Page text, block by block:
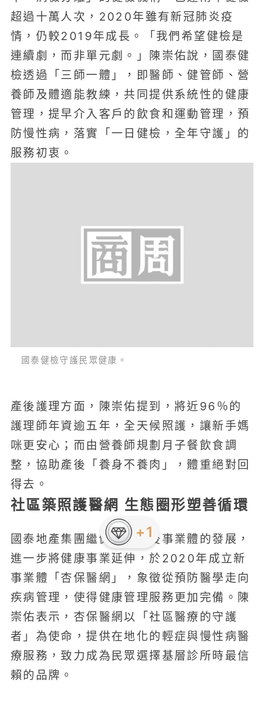
超過十萬人次，2020年雖有新冠肺炎疫
情，仍較2019年成長。「我們希望健檢是
連續劇，而非單元劇。」陳崇佑說，國泰健
檢透過「三師一體」，即醫師、健管師、營
養師及體適能教練，共同提供系統性的健康
管理，提早介入客戶的飲食和運動管理，預
防慢性病，落實「一日健檢，全年守護」的
服務初衷。
國泰健檢守護民眾健康。
產後護理方面，陳崇佑提到，將近96％的
護理師年資逾五年，全天候照護，讓新手媽
咪更安心；而由營養師規劃月子餐飲食調
整，協助產後「養身不養肉」，體重絕對回
得去。
社區築照護醫網 生態圈形塑善循環
國泰地產集團繼健檢及產後事業體的發展，
進一步將健康事業延伸，於2020年成立新
事業體「杏保醫網」，象徵從預防醫學走向
疾病管理，使得健康管理服務更加完備。陳
崇佑表示，杏保醫網以「社區醫療的守護
者」為使命，提供在地化的輕症與慢性病醫
療服務，致力成為民眾選擇基層診所時最信
賴的品牌。
+1